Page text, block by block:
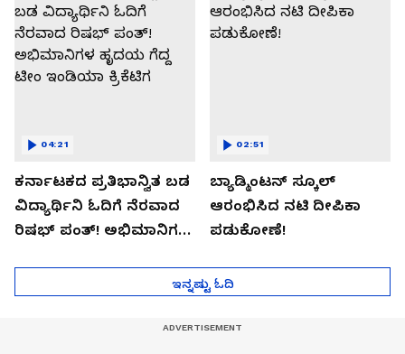
ಕರ್ನಾಟಕದ ಪ್ರತಿಭಾನ್ವಿತ ಬಡ
ವಿದ್ಯಾರ್ಥಿನಿ ಓದಿಗೆ ನೆರವಾದ
ರಿಷಭ್ ಪಂತ್! ಅಭಿಮಾನಿಗಳ
04:21
ಬ್ಯಾಡ್ಮಿಂಟನ್ ಸ್ಕೂಲ್​
ಆರಂಭಿಸಿದ ನಟಿ ದೀಪಿಕಾ
ಪಡುಕೋಣೆ!
02:51
ಇನ್ನಷ್ಟು ಓದಿ